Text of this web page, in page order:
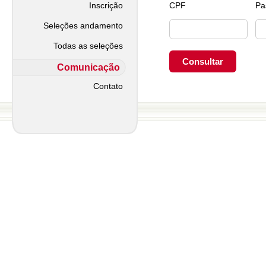
Inscrição
Seleções andamento
Todas as seleções
Comunicação
Contato
CPF